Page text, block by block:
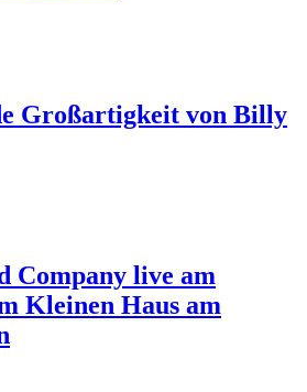
Großartigkeit von Billy
Company live am
Kleinen Haus am